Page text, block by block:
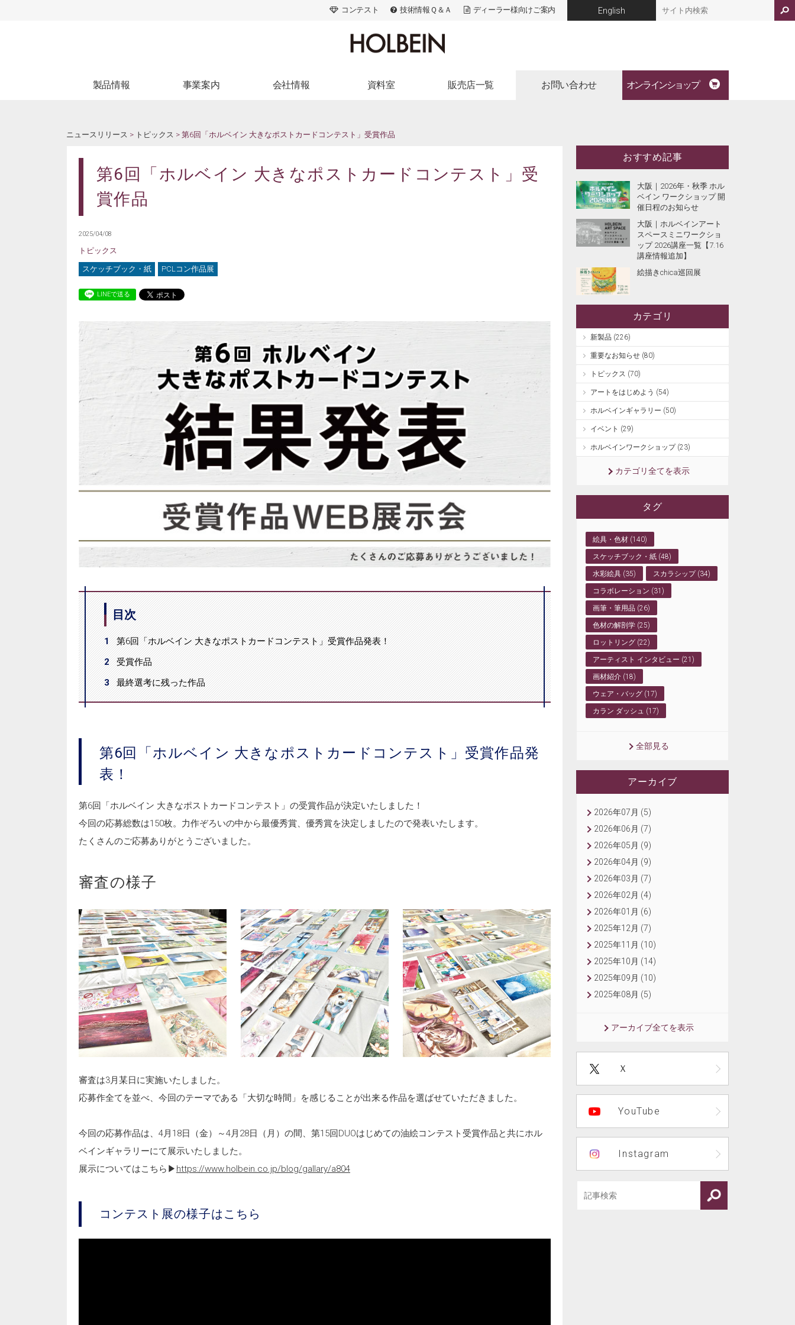
コンテスト 技術情報Ｑ＆Ａ ディーラー様向けご案内 English
製品情報
WEBカタログ
事業案内
試験受託
会社情報
会社概要
アートスペース
採用情報
資料室
広告・メディア
色材の解剖学
ACRYLART別冊
販売店一覧
近畿
中国・四国
お問い合わせ オンラインショップ
ニュースリリース > トピックス > 第6回「ホルベイン 大きなポストカードコンテスト」受賞作品
第6回「ホルベイン 大きなポストカードコンテスト」受
賞作品
2025/04/08
トピックス
スケッチブック・紙 PCLコン作品展
LINEで送る
目次
1
第6回「ホルベイン 大きなポストカードコンテスト」受賞作品発表！
2
受賞作品
3
最終選考に残った作品
第6回「ホルベイン 大きなポストカードコンテスト」受賞作品発
表！
第6回「ホルベイン 大きなポストカードコンテスト」の受賞作品が決定いたしました！
今回の応募総数は150枚。力作ぞろいの中から最優秀賞、優秀賞を決定しましたので発表いたします。
たくさんのご応募ありがとうございました。
審査の様子
審査は3月某日に実施いたしました。
応募作全てを並べ、今回のテーマである「大切な時間」を感じることが出来る作品を選ばせていただきました。
今回の応募作品は、4月18日（金）～4月28日（月）の間、第15回DUOはじめての油絵コンテスト受賞作品と共にホル
ベインギャラリーにて展示いたしました。
展示についてはこちら▶ https://www.holbein.co.jp/blog/gallary/a804
コンテスト展の様子はこちら
おすすめ記事
大阪｜2026年・秋季 ホル
ベイン ワークショップ 開
催日程のお知らせ
大阪｜ホルベインアート
スペースミニワークショ
ップ 2026講座一覧【7.16
講座情報追加】
絵描きchica巡回展
カテゴリ
新製品 (226)
重要なお知らせ (80)
トピックス (70)
アートをはじめよう (54)
ホルベインギャラリー (50)
イベント (29)
ホルベインワークショップ (23)
カテゴリ全てを表示
タグ
絵具・色材 (140)
スケッチブック・紙 (48)
水彩絵具 (35) スカラシップ (34)
コラボレーション (31)
画筆・筆用品 (26)
色材の解剖学 (25)
ロットリング (22)
アーティスト インタビュー (21)
画材紹介 (18)
ウェア・バッグ (17)
カラン ダッシュ (17)
全部見る
アーカイブ
2026年07月 (5)
2026年06月 (7)
2026年05月 (9)
2026年04月 (9)
2026年03月 (7)
2026年02月 (4)
2026年01月 (6)
2025年12月 (7)
2025年11月 (10)
2025年10月 (14)
2025年09月 (10)
2025年08月 (5)
アーカイブ全てを表示
Ｘ
YouTube
Instagram